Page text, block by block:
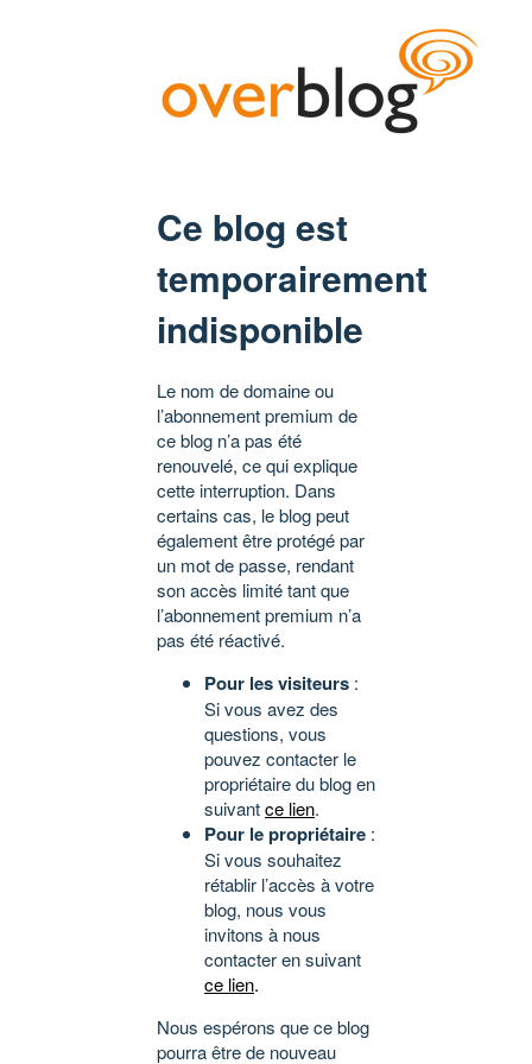
Ce blog est
temporairement
indisponible
Le nom de domaine ou
l’abonnement premium de
ce blog n’a pas été
renouvelé, ce qui explique
cette interruption. Dans
certains cas, le blog peut
également être protégé par
un mot de passe, rendant
son accès limité tant que
l’abonnement premium n’a
pas été réactivé.
Pour les visiteurs :
Si vous avez des
questions, vous
pouvez contacter le
propriétaire du blog en
suivantce lien.
Pour le propriétaire :
Si vous souhaitez
rétablir l’accès à votre
blog, nous vous
invitons à nous
contacter en suivant
ce lien.
Nous espérons que ce blog
pourra être de nouveau